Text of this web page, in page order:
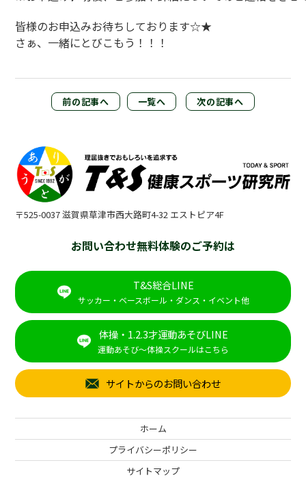
皆様のお申込みお待ちしております☆★
さぁ、一緒にとびこもう！！！
前の記事へ 一覧へ 次の記事へ
〒525-0037 滋賀県草津市西大路町4-32 エストピア4F
ホーム
プライバシーポリシー
サイトマップ
お問い合わせ無料体験のご予約は
T&S総合LINE
サッカー・ベースボール・ダンス・イベント他
体操・1.2.3才運動あそびLINE
運動あそび～体操スクールはこちら
サイトからのお問い合わせ